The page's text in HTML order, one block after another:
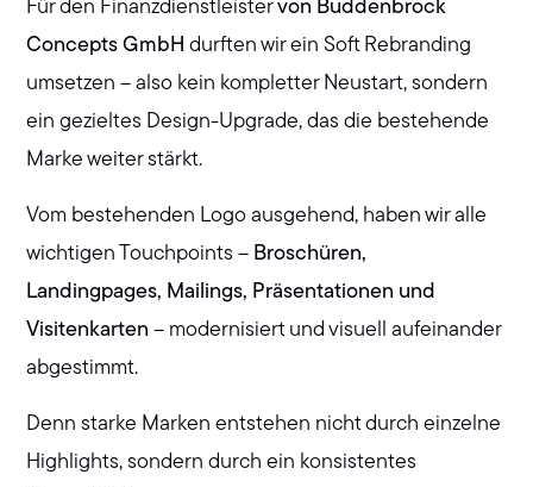
Für den Finanzdienstleistervon Buddenbrock
Concepts GmbH durften wir ein Soft Rebranding
umsetzen – also kein kompletter Neustart, sondern
ein gezieltes Design-Upgrade, das die bestehende
Marke weiter stärkt.
Vom bestehenden Logo ausgehend, haben wir alle
wichtigen Touchpoints – Broschüren,
Landingpages, Mailings, Präsentationen und
Visitenkarten – modernisiert und visuell aufeinander
abgestimmt.
Denn starke Marken entstehen nicht durch einzelne
Highlights, sondern durch ein konsistentes